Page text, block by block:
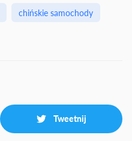
chińskie samochody
Tweetnij